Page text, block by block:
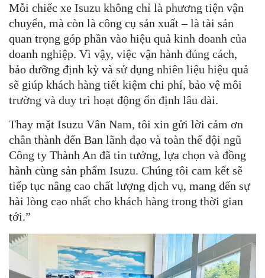
Mỗi chiếc xe Isuzu không chỉ là phương tiện vận
chuyển, mà còn là công cụ sản xuất – là tài sản
quan trọng góp phần vào hiệu quả kinh doanh của
doanh nghiệp. Vì vậy, việc vận hành đúng cách,
bảo dưỡng định kỳ và sử dụng nhiên liệu hiệu quả
sẽ giúp khách hàng tiết kiệm chi phí, bảo vệ môi
trường và duy trì hoạt động ổn định lâu dài.
Thay mặt Isuzu Vân Nam, tôi xin gửi lời cảm ơn
chân thành đến Ban lãnh đạo và toàn thể đội ngũ
Công ty Thành An đã tin tưởng, lựa chọn và đồng
hành cùng sản phẩm Isuzu. Chúng tôi cam kết sẽ
tiếp tục nâng cao chất lượng dịch vụ, mang đến sự
hài lòng cao nhất cho khách hàng trong thời gian
tới.”